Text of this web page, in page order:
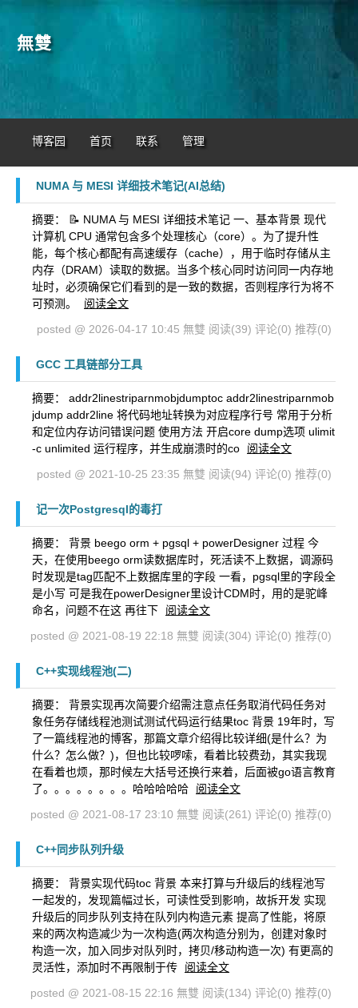
無雙
博客园 首页 联系 管理
NUMA 与 MESI 详细技术笔记(AI总结)
摘要： 📝 NUMA 与 MESI 详细技术笔记 一、基本背景 现代
计算机 CPU 通常包含多个处理核心（core）。为了提升性
能，每个核心都配有高速缓存（cache），用于临时存储从主
内存（DRAM）读取的数据。当多个核心同时访问同一内存地
址时，必须确保它们看到的是一致的数据，否则程序行为将不
可预测。
阅读全文
posted @ 2026-04-17 10:45 無雙 阅读(39) 评论(0) 推荐(0)
GCC 工具链部分工具
摘要： addr2linestriparnmobjdumptoc addr2linestriparnmob
jdump addr2line 将代码地址转换为对应程序行号 常用于分析
和定位内存访问错误问题 使用方法 开启core dump选项 ulimit
-c unlimited 运行程序，并生成崩溃时的co
阅读全文
posted @ 2021-10-25 23:35 無雙 阅读(94) 评论(0) 推荐(0)
记一次Postgresql的毒打
摘要： 背景 beego orm + pgsql + powerDesigner 过程 今
天，在使用beego orm读数据库时，死活读不上数据，调源码
时发现是tag匹配不上数据库里的字段 一看，pgsql里的字段全
是小写 可是我在powerDesigner里设计CDM时，用的是驼峰
命名，问题不在这 再往下
阅读全文
posted @ 2021-08-19 22:18 無雙 阅读(304) 评论(0) 推荐(0)
C++实现线程池(二)
摘要： 背景实现再次简要介绍需注意点任务取消代码任务对
象任务存储线程池测试测试代码运行结果toc 背景 19年时，写
了一篇线程池的博客，那篇文章介绍得比较详细(是什么？为
什么？怎么做？)，但也比较啰嗦，看着比较费劲，其实我现
在看着也烦，那时候左大括号还换行来着，后面被go语言教育
了。。。。。。。。哈哈哈哈哈
阅读全文
posted @ 2021-08-17 23:10 無雙 阅读(261) 评论(0) 推荐(0)
C++同步队列升级
摘要： 背景实现代码toc 背景 本来打算与升级后的线程池写
一起发的，发现篇幅过长，可读性受到影响，故拆开发 实现
升级后的同步队列支持在队列内构造元素 提高了性能，将原
来的两次构造减少为一次构造(两次构造分别为，创建对象时
构造一次，加入同步对队列时，拷贝/移动构造一次) 有更高的
灵活性，添加时不再限制于传
阅读全文
posted @ 2021-08-15 22:16 無雙 阅读(134) 评论(0) 推荐(0)